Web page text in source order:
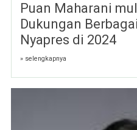
Puan Maharani
Dukungan
Nyapres di 2024
» selengkapnya